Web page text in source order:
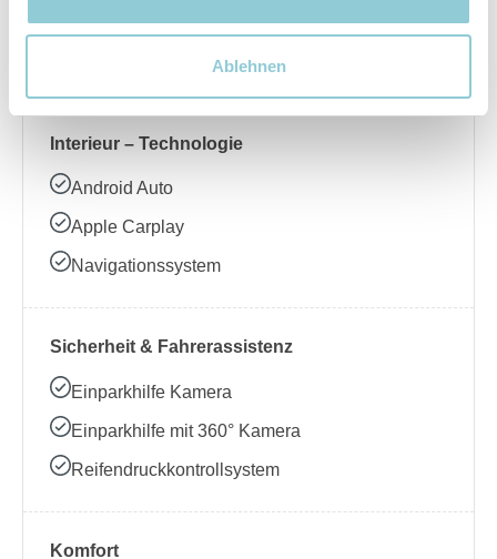
Ablehnen
Beheizbares Lenkrad
Interieur – Technologie
Android Auto
Apple Carplay
Navigationssystem
Sicherheit & Fahrerassistenz
Einparkhilfe Kamera
Einparkhilfe mit 360° Kamera
Reifendruckkontrollsystem
Komfort